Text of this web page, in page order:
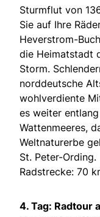
Sturmflut von
Sie auf Ihre
Heverstrom-
die Heimatstadt
Storm.
norddeutsche
wohlverdiente
es weiter
Wattenmeeres,
Weltnaturerbe
St. Peter-Ording.
Radstrecke: 70
4. Tag: Radtour